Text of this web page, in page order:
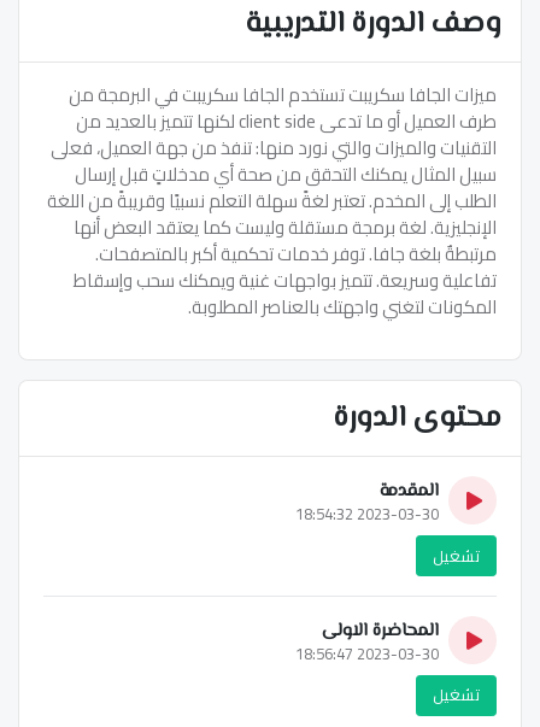
وصف الدورة التدريبية
ميزات الجافا سكريبت تستخدم الجافا سكريبت في البرمجة من
طرف العميل أو ما تدعى client side لكنها تتميز بالعديد من
التقنيات والميزات والتي نورد منها: تنفذ من جهة العميل، فعلى
سبيل المثال يمكنك التحقق من صحة أي مدخلاتٍ قبل إرسال
الطلب إلى المخدم. تعتبر لغةً سهلة التعلم نسبيًا وقريبةً من اللغة
الإنجليزية. لغة برمجة مستقلة وليست كما يعتقد البعض أنها
مرتبطةٌ بلغة جافا. توفر خدمات تحكمية أكبر بالمتصفحات.
تفاعلية وسريعة. تتميز بواجهات غنية ويمكنك سحب وإسقاط
المكونات لتغني واجهتك بالعناصر المطلوبة.
محتوى الدورة
المقدمة
2023-03-30 18:54:32
تشغيل
المحاضرة الاولى
2023-03-30 18:56:47
تشغيل